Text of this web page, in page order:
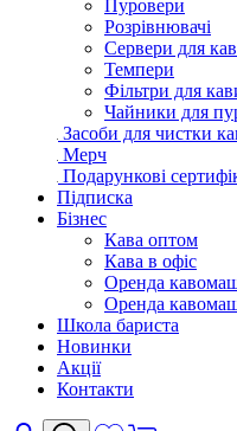
Пуровери
Розрівнювачі
Сервери для
Темпери
Фільтри для
Чайники для
Засоби для чистки
Мерч
Подарункові
Підписка
Бізнес
Кава оптом
Кава в офіс
Оренда
Оренда
Школа бариста
Новинки
Акції
Контакти